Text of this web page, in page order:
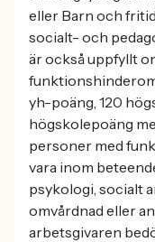
eller Barn och
socialt- och
är också uppfyllt
yh-poäng, 120
högskolepoäng
personer med
vara inom
psykologi, socialt
omvårdnad eller
arbetsgivaren